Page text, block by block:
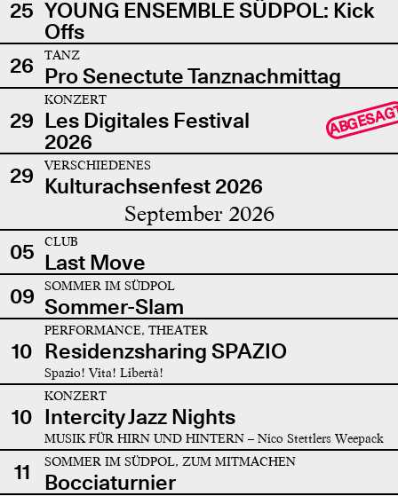
25 YOUNG ENSEMBLE SÜDPOL: Kick
Offs
26
TANZ
Pro Senectute Tanznachmittag
29
KONZERT
Les Digitales Festival
2026
29 VERSCHIEDENES
Kulturachsenfest 2026
September 2026
05 CLUB
Last Move
09
SOMMER IM SÜDPOL
Sommer-Slam
10
PERFORMANCE, THEATER
Residenzsharing SPAZIO
Spazio! Vita! Libertà!
10
KONZERT
Intercity Jazz Nights
MUSIK FÜR HIRN UND HINTERN – Nico Stettlers Weepack
11 SOMMER IM SÜDPOL, ZUM MITMACHEN
Bocciaturnier